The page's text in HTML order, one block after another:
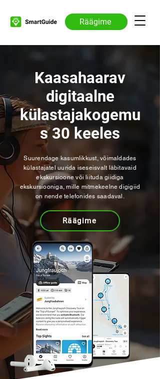
Räägime
Kaasahaarav
digitaalne
külastajakogemu
s 30 keeles
Suurendage kasumlikkust, võimaldades
külastajatel uurida iseseisvalt läbitavaid
ekskursioone või liituda giidiga
ekskursiooniga, mille mitmekeelne digigiid
on nende telefonides saadaval.
Räägime